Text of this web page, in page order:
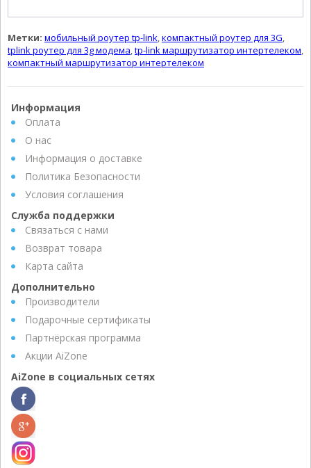
Метки: мобильный роутер tp-link,компактный роутер для 3G,
tplink роутер для 3g модема,tp-link маршрутизатор интертелеком,
компактный маршрутизатор интертелеком
Информация
Оплата
О нас
Информация о доставке
Политика Безопасности
Условия соглашения
Служба поддержки
Связаться с нами
Возврат товара
Карта сайта
Дополнительно
Производители
Подарочные сертификаты
Партнёрская программа
Акции AiZone
AiZone в социальных сетях